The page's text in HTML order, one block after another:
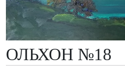
ОЛЬХОН №18